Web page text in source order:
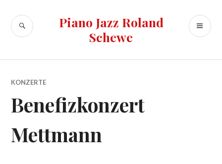
Inhalt
springen
Piano Jazz Roland
Schewe
SUCHE
KONZERTE
Benefizkonzert
Mettmann